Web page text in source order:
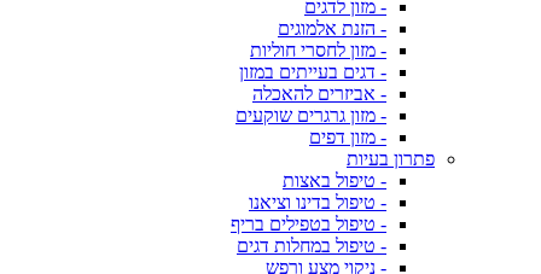
- מזון לדגים
- הזנת אלמוגים
- מזון לחסרי חוליות
- דגים בעייתים במזון
- אביזרים להאכלה
- מזון גרגרים שוקעים
- מזון דפים
פתרון בעיות
- טיפול באצות
- טיפול בדינו וציאנו
- טיפול בטפילים בריף
- טיפול במחלות דגים
- ניקוי מצע ורפש